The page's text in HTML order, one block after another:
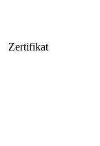
Zertifikat